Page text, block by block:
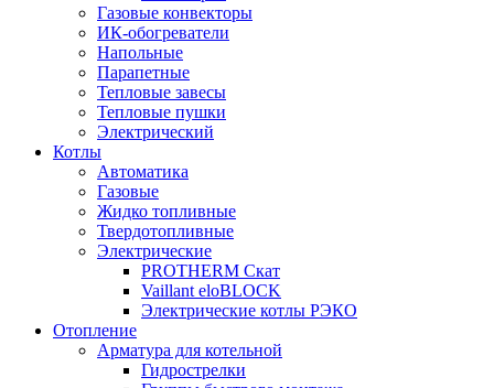
Газовые конвекторы
ИК-обогреватели
Напольные
Парапетные
Тепловые завесы
Тепловые пушки
Электрический
Котлы
Автоматика
Газовые
Жидко топливные
Твердотопливные
Электрические
PROTHERM Скат
Vaillant eloBLOCK
Электрические котлы РЭКО
Отопление
Арматура для котельной
Гидрострелки